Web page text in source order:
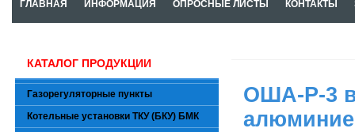
ГЛАВНАЯ ИНФОРМАЦИЯ ОПРОСНЫЕ ЛИСТЫ КОНТАКТЫ
ОША-Р-3
КАТАЛОГ ПРОДУКЦИИ
Газорегуляторные пункты
Котельные установки ТКУ (БКУ) БМК